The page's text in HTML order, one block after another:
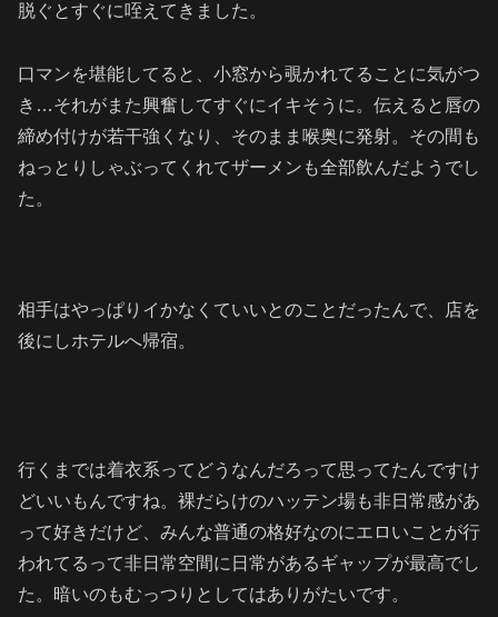
脱ぐとすぐに咥えてきました。
口マンを堪能してると、小窓から覗かれてることに気がつ
き…それがまた興奮してすぐにイキそうに。伝えると唇の
締め付けが若干強くなり、そのまま喉奥に発射。その間も
ねっとりしゃぶってくれてザーメンも全部飲んだようでし
た。
相手はやっぱりイかなくていいとのことだったんで、店を
後にしホテルへ帰宿。
行くまでは着衣系ってどうなんだろって思ってたんですけ
どいいもんですね。裸だらけのハッテン場も非日常感があ
って好きだけど、みんな普通の格好なのにエロいことが行
われてるって非日常空間に日常があるギャップが最高でし
た。暗いのもむっつりとしてはありがたいです。